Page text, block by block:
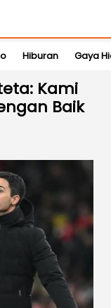
Hiburan Gaya
Kami
Baik